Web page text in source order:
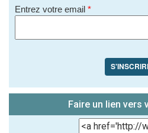
Entrez votre email *
Faire un lien vers